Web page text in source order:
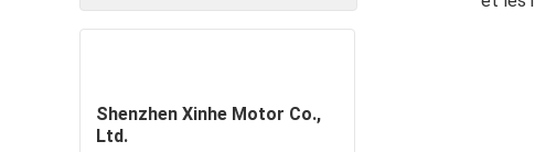
Shenzhen Xinhe Motor Co.,
Ltd.